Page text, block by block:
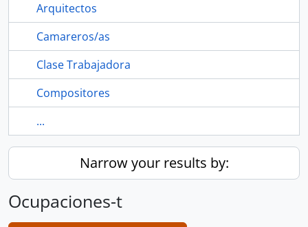
Arquitectos
Camareros/as
Clase Trabajadora
Compositores
...
Narrow your results by:
Ocupaciones-t